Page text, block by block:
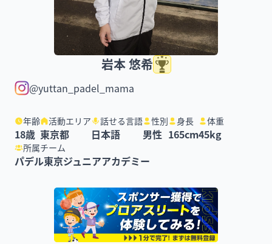
岩本 悠希
@yuttan_padel_mama
年齢
18歳
活動エリア
東京都
話せる言語
日本語
性別
男性
身長
165cm
体重
45kg
所属チーム
パデル東京ジュニアアカデミー